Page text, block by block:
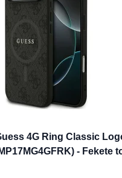
4G Ring Classic
- Fekete